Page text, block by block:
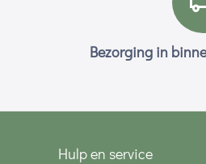
Bezorging in
Hulp en service